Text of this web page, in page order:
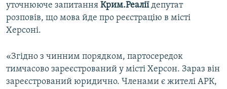
уточнююче запитання Крим.Реаліїдепутат
розповів, що мова йде про реєстрацію в місті
Херсоні.
«Згідно з чинним порядком, партосередок
тимчасово зареєстрований у місті Херсон. Зараз він
зареєстрований юридично. Членами є жителі АРК,